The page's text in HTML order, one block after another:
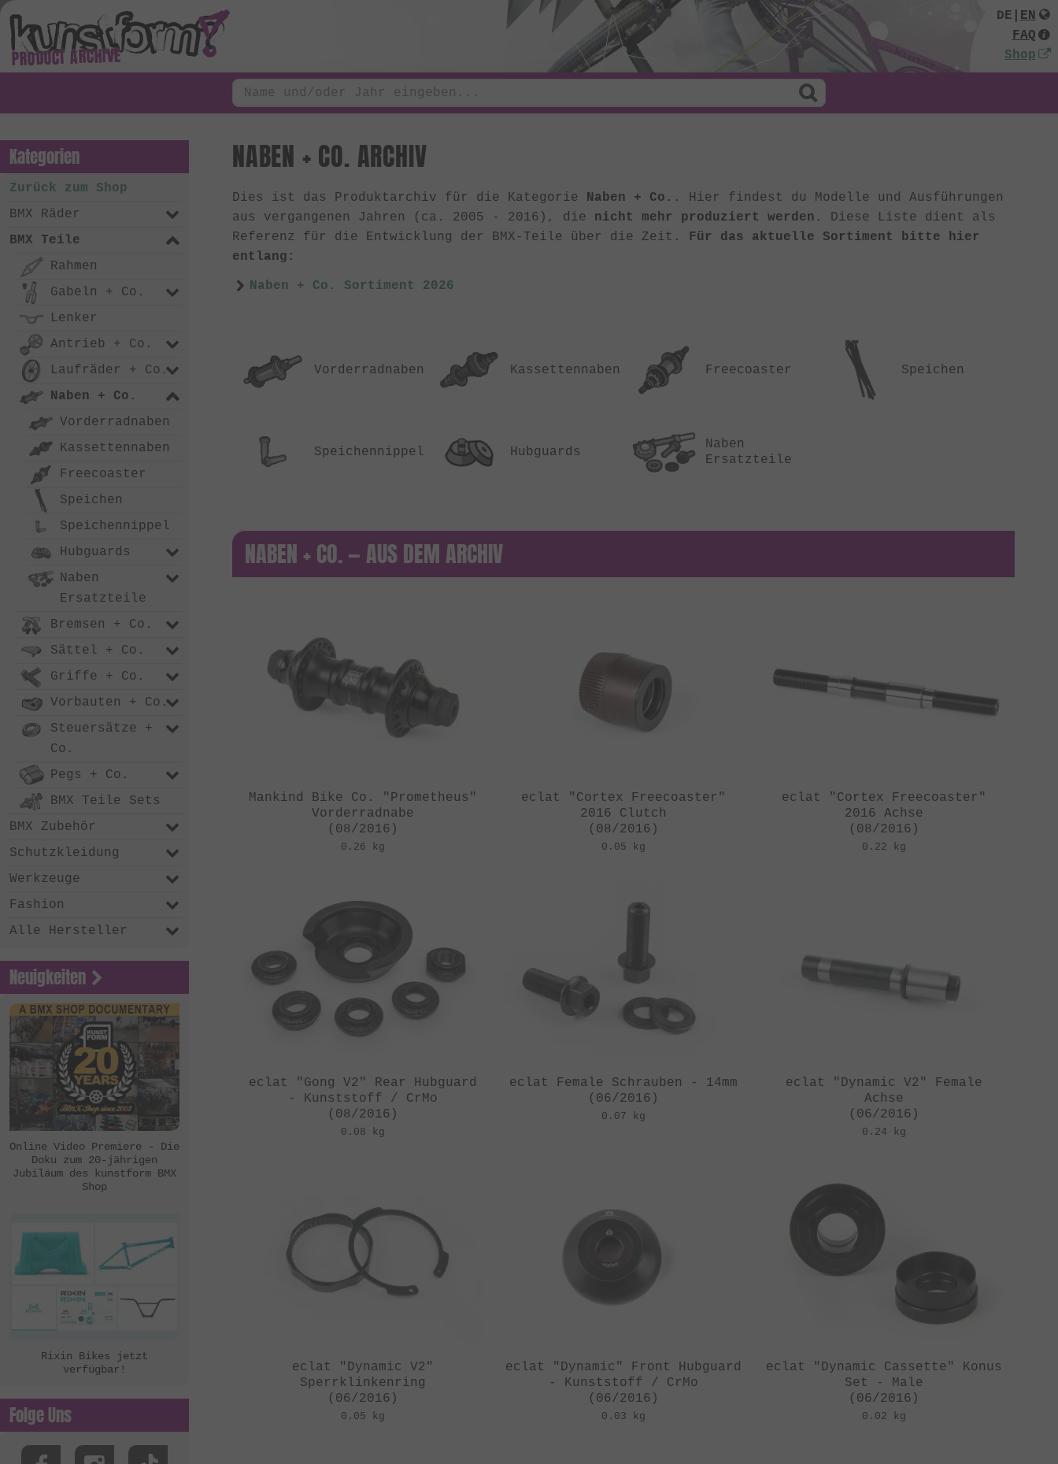
PRODUCT ARCHIVE
DE
EN
FAQ
Shop
NABEN + CO. ARCHIV
Dies ist das Produktarchiv für die Kategorie Naben + Co. . Hier findest du Modelle und Ausführungen
aus vergangenen Jahren (ca. 2005 - 2016), die nicht mehr produziert werden . Diese Liste dient als
Referenz für die Entwicklung der BMX-Teile über die Zeit. Für das aktuelle Sortiment bitte hier
entlang:
Naben + Co. Sortiment 2026
Vorderradnaben Kassettennaben Freecoaster Speichen
Speichennippel Hubguards
Naben
Ersatzteile
NABEN + CO. — AUS DEM ARCHIV
Mankind Bike Co. "Prometheus"
Vorderradnabe
(08/2016)
0.26 kg
eclat "Cortex Freecoaster"
2016 Clutch
(08/2016)
0.05 kg
eclat "Cortex Freecoaster"
2016 Achse
(08/2016)
0.22 kg
eclat "Gong V2" Rear Hubguard
- Kunststoff / CrMo
(08/2016)
0.08 kg
eclat Female Schrauben - 14mm
(06/2016)
0.07 kg
eclat "Dynamic V2" Female
Achse
(06/2016)
0.24 kg
eclat "Dynamic V2"
Sperrklinkenring
(06/2016)
0.05 kg
eclat "Dynamic" Front Hubguard
- Kunststoff / CrMo
(06/2016)
0.03 kg
eclat "Dynamic Cassette" Konus
Set - Male
(06/2016)
0.02 kg
Kategorien
Zurück zum Shop
BMX Räder
BMX Teile
Rahmen
Gabeln + Co.
Lenker
Antrieb + Co.
Laufräder + Co.
Naben + Co.
Vorderradnaben
Kassettennaben
Freecoaster
Speichen
Speichennippel
Hubguards
Naben
Ersatzteile
Bremsen + Co.
Sättel + Co.
Griffe + Co.
Vorbauten + Co.
Steuersätze +
Co.
Pegs + Co.
BMX Teile Sets
BMX Zubehör
Schutzkleidung
Werkzeuge
Fashion
Alle Hersteller
Neuigkeiten
Online Video Premiere - Die
Doku zum 20-jährigen
Jubiläum des kunstform BMX
Shop
Rixin Bikes jetzt
verfügbar!
Folge Uns